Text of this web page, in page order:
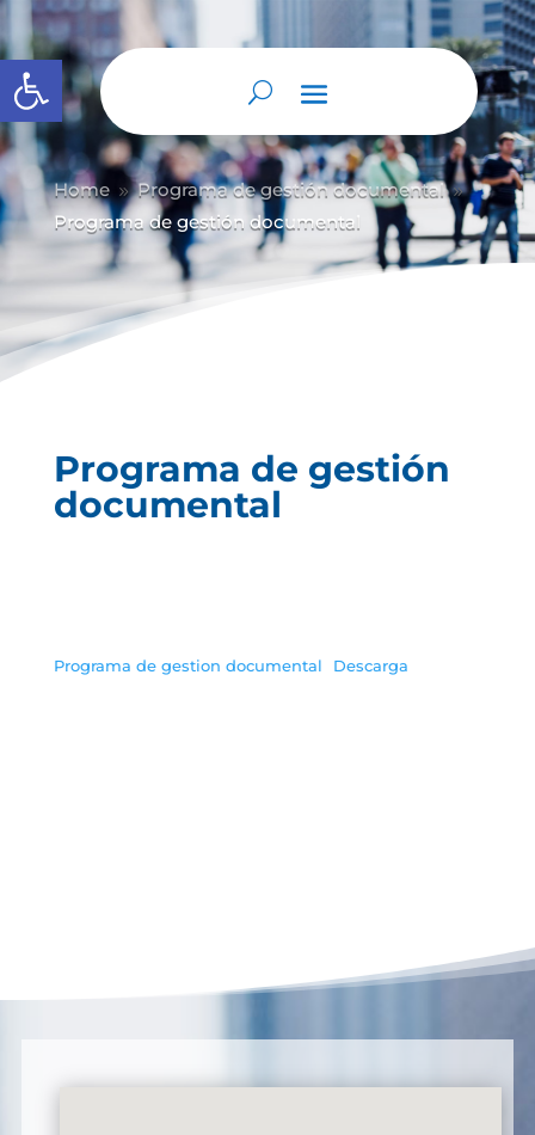
Abrir barra de herramientas
Home 9 Programa de gestión documental 9
Programa de gestión documental
Programa de gestión
documental
Programa de gestion documental Descarga